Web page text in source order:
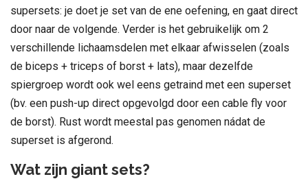
supersets: je doet je set van de ene oefening, en gaat direct
door naar de volgende. Verder is het gebruikelijk om 2
verschillende lichaamsdelen met elkaar afwisselen (zoals
de biceps + triceps of borst + lats), maar dezelfde
spiergroep wordt ook wel eens getraind met een superset
(bv. een push-up direct opgevolgd door een cable fly voor
de borst). Rust wordt meestal pas genomen nádat de
superset is afgerond.
Wat zijn giant sets?